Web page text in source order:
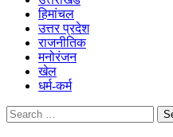
हिमांचल
उत्तर प्रदेश
राजनीतिक
मनोरंजन
खेल
धर्म-कर्म
Search
for: